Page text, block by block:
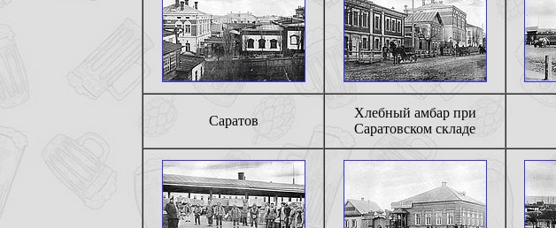
Саратов
Хлебный амбар при
Саратовском складе